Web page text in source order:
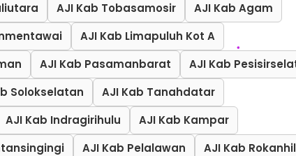
AJI Kab Tobasamosir
AJI Kab Agam
AJI Kab Limapuluh Kot A
AJI Kab Pasamanbarat
AJI Kab
Solokselatan
AJI Kab Tanahdatar
AJI Kab Indragirihulu
AJI Kab Kampar
AJI Kab Pelalawan
AJI Kab